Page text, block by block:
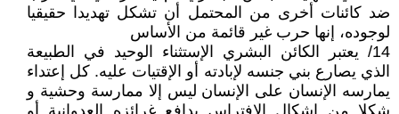
ضد كائنات أخرى من المحتمل أن تشكل تهديدا حقيقيا
لوجوده، إنها حرب غير قائمة من الأساس
14/ يعتبر الكائن البشري الإستثناء الوحيد في الطبيعة
الذي يصارع بني جنسه لإبادته أو الإقتيات عليه. كل إعتداء
يمارسه الإنسان على الإنسان ليس إلا ممارسة وحشية و